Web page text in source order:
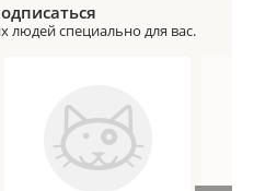
людей специально для вас.